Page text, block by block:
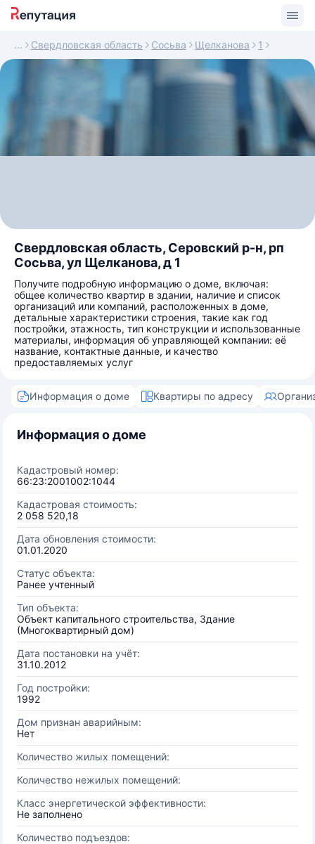
Свердловская область Сосьва Щелканова 1
Свердловская область, Серовский р-н, рп
Сосьва, ул Щелканова, д 1
Получите подробную информацию о доме, включая:
общее количество квартир в здании, наличие и список
организаций или компаний, расположенных в доме,
детальные характеристики строения, такие как год
постройки, этажность, тип конструкции и использованные
материалы, информация об управляющей компании: её
название, контактные данные, и качество
предоставляемых услуг
Информация о доме Квартиры по адресу
Информация о доме
Кадастровый номер:
66:23:2001002:1044
Кадастровая стоимость:
2 058 520,18
Дата обновления стоимости:
01.01.2020
Статус объекта:
Ранее учтенный
Тип объекта:
Объект капитального строительства, Здание
(Многоквартирный дом)
Дата постановки на учёт:
31.10.2012
Год постройки:
1992
Дом признан аварийным:
Нет
Количество жилых помещений:
Количество нежилых помещений:
Класс энергетической эффективности:
Не заполнено
Количество подъездов: